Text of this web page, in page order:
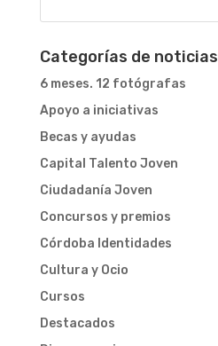
Categorías de noticias
6 meses. 12 fotógrafas
Apoyo a iniciativas
Becas y ayudas
Capital Talento Joven
Ciudadanía Joven
Concursos y premios
Córdoba Identidades
Cultura y Ocio
Cursos
Destacados